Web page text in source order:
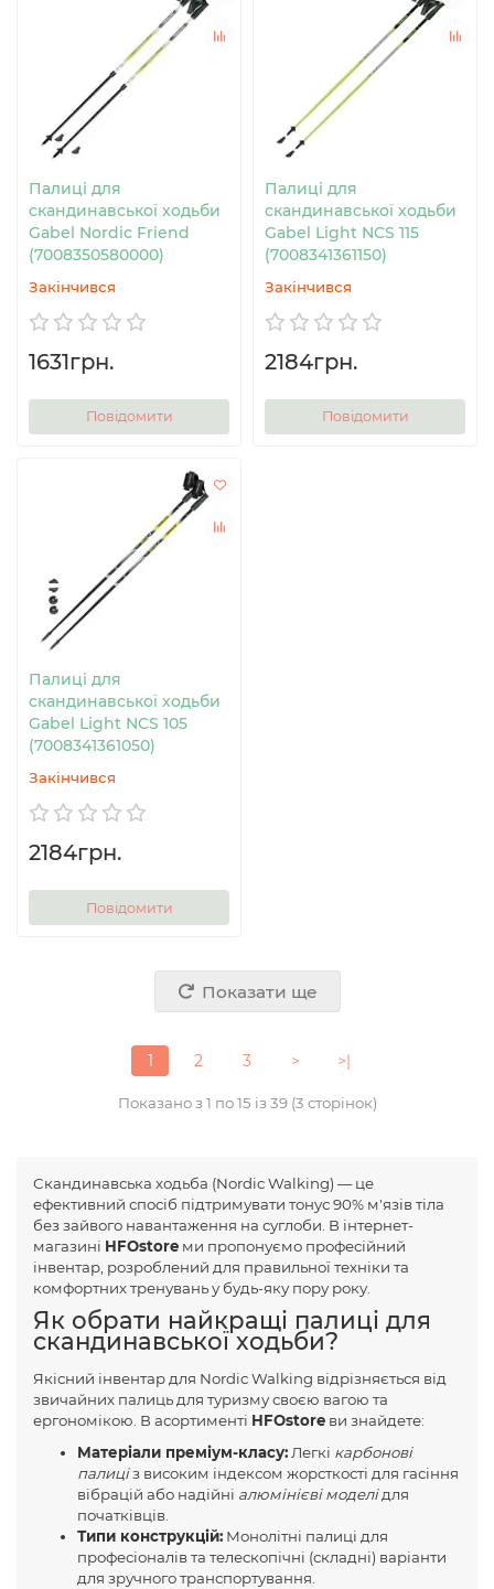
Палиці для
скандинавської ходьби
Gabel Nordic Friend
(7008350580000)
Закінчився
1631грн.
Повідомити
Палиці для
скандинавської ходьби
Gabel Light NCS 115
(7008341361150)
Закінчився
2184грн.
Повідомити
Палиці для
скандинавської ходьби
Gabel Light NCS 105
(7008341361050)
Закінчився
2184грн.
Повідомити
Показати ще
1 2 3 > >|
Показано з 1 по 15 із 39 (3 сторінок)
Скандинавська ходьба (Nordic Walking) — це
ефективний спосіб підтримувати тонус 90% м'язів тіла
без зайвого навантаження на суглоби. В інтернет-
магазині HFOstore ми пропонуємо професійний
інвентар, розроблений для правильної техніки та
комфортних тренувань у будь-яку пору року.
Як обрати найкращі палиці для
скандинавської ходьби?
Якісний інвентар для Nordic Walking відрізняється від
звичайних палиць для туризму своєю вагою та
ергономікою. В асортименті HFOstore ви знайдете:
Матеріали преміум-класу:Легкі карбонові
палиціз високим індексом жорсткості для гасіння
вібрацій або надійні алюмінієві моделідля
початківців.
Типи конструкцій: Монолітні палиці для
професіоналів та телескопічні (складні) варіанти
для зручного транспортування.